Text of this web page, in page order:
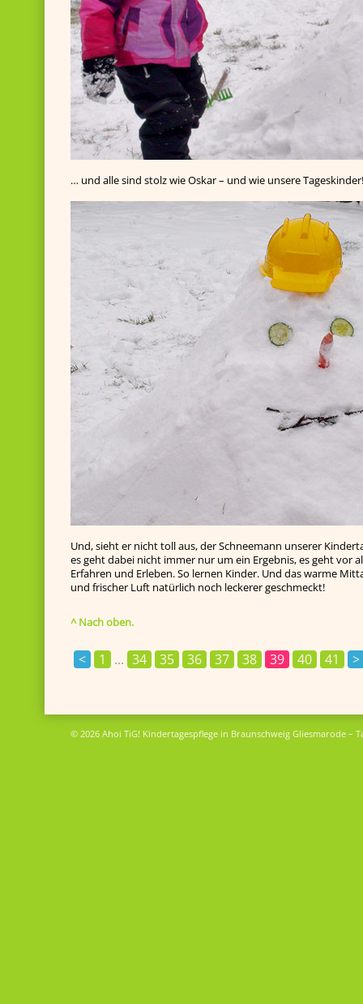
… und alle sind stolz wie Oskar – und wie unsere Tageskinder!
Und, sieht er nicht toll aus, der Schneemann unserer
es geht dabei nicht immer nur um ein Ergebnis, es geht vor
Erfahren und Erleben. So lernen Kinder. Und das warme
und frischer Luft natürlich noch leckerer geschmeckt!
^ Nach oben.
< 1 ... 34 35 36 37 38 39 40 41 >
© 2026 Ahoi TiG! Kindertagespflege in Braunschweig Gliesmarode –